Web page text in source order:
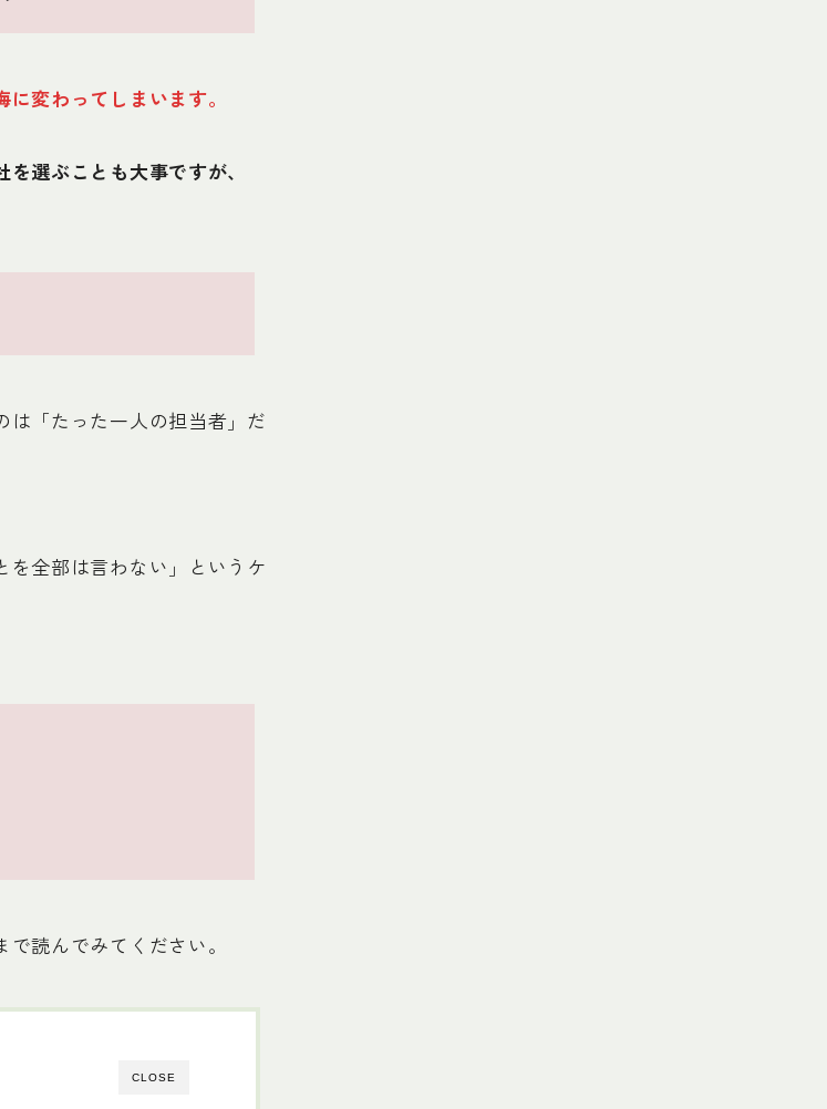
に変わってしまいます。
選ぶことも大事ですが、
は「たった一人の担当者」だ
を全部は言わない」というケ
読んでみてください。
CLOSE